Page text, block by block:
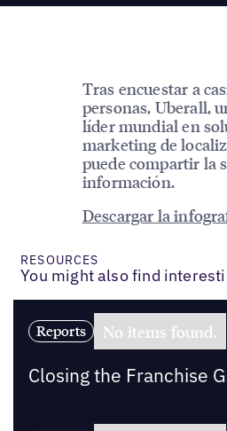
Tras encuestar a
personas, Uberall,
líder mundial en
marketing de
puede compartir la
información.
Descargar la
RESOURCES
You might also find
Reports No items found.
Closing the Franchise